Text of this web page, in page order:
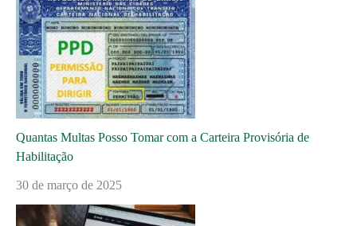
Quantas Multas Posso Tomar com a Carteira Provisória de
Habilitação
30 de março de 2025